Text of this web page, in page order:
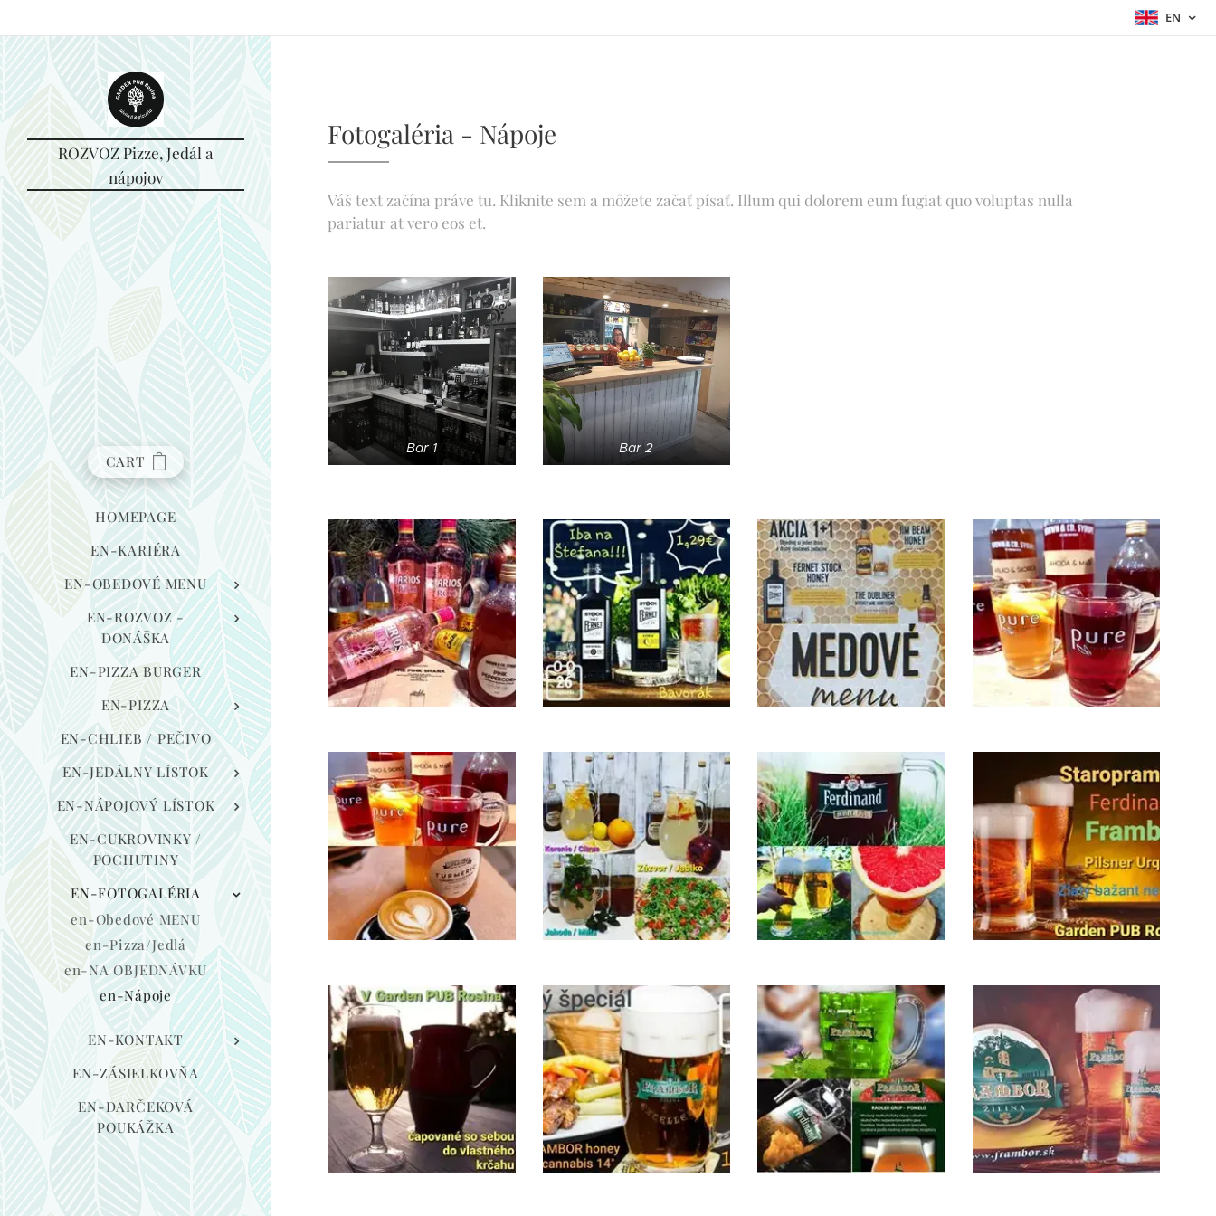
EN
ROZVOZ Pizze, Jedál a
nápojov
CART
HOMEPAGE
EN-KARIÉRA
EN-OBEDOVÉ MENU
EN-ROZVOZ -
DONÁŠKA
EN-PIZZA BURGER
EN-PIZZA
EN-CHLIEB / PEČIVO
EN-JEDÁLNY LÍSTOK
EN-NÁPOJOVÝ LÍSTOK
EN-CUKROVINKY /
POCHUTINY
EN-FOTOGALÉRIA
en-Obedové MENU
en-Pizza/Jedlá
en-NA OBJEDNÁVKU
en-Nápoje
EN-KONTAKT
EN-ZÁSIELKOVŇA
EN-DARČEKOVÁ
POUKÁŽKA
Fotogaléria - Nápoje
Váš text začína práve tu. Kliknite sem a môžete začať písať. Illum qui dolorem eum fugiat quo voluptas nulla
pariatur at vero eos et.
Bar 1 Bar 2